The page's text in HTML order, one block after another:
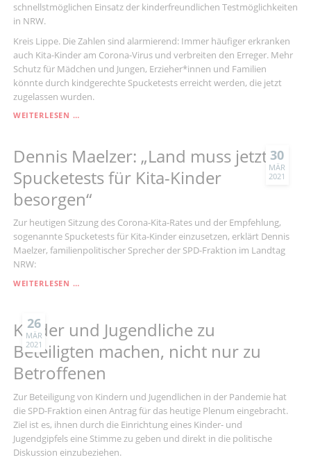
schnellstmöglichen Einsatz der kinderfreundlichen Testmöglichkeiten
in NRW.
Kreis Lippe. Die Zahlen sind alarmierend: Immer häufiger erkranken
auch Kita-Kinder am Corona-Virus und verbreiten den Erreger. Mehr
Schutz für Mädchen und Jungen, Erzieher*innen und Familien
könnte durch kindgerechte Spucketests erreicht werden, die jetzt
zugelassen wurden.
WEITERLESEN …CORONA-
EMPFIEHLT
KINDGERECHTE
SPUCKETESTS
KITAS
30
MÄR
2021
Dennis Maelzer: „Land muss jetzt
Spucketests für Kita-Kinder
besorgen“
Zur heutigen Sitzung des Corona-Kita-Rates und der Empfehlung,
sogenannte Spucketests für Kita-Kinder einzusetzen, erklärt Dennis
Maelzer, familienpolitischer Sprecher der SPD-Fraktion im Landtag
NRW:
WEITERLESEN …DENNIS
JETZT
SPUCKETESTS
FÜR
KITA-
KINDER
BESORGEN“
26
MÄR
2021
Kinder und Jugendliche zu
Beteiligten machen, nicht nur zu
Betroffenen
Zur Beteiligung von Kindern und Jugendlichen in der Pandemie hat
die SPD-Fraktion einen Antrag für das heutige Plenum eingebracht.
Ziel ist es, ihnen durch die Einrichtung eines Kinder- und
Jugendgipfels eine Stimme zu geben und direkt in die politische
Diskussion einzubeziehen.